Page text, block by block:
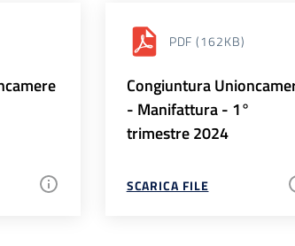
PDF (162KB)
Congiuntura
- Manifattura - 1°
trimestre 2024
SCARICA FILE